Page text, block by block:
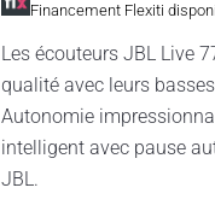
Financement Flexiti
Les écouteurs JBL Live
qualité avec leurs
Autonomie
intelligent avec pause
JBL.